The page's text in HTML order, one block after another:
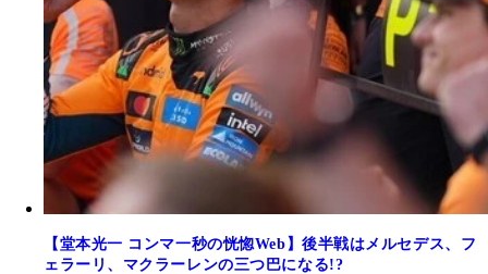
【堂本光一 コンマ一秒の恍惚Web】後半戦はメルセデス、フ
ェラーリ、マクラーレンの三つ巴になる!?